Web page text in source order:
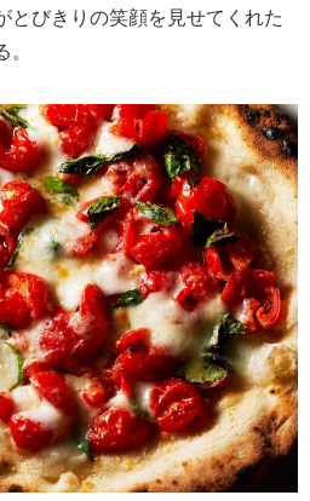
とびきりの笑顔を見せてくれた